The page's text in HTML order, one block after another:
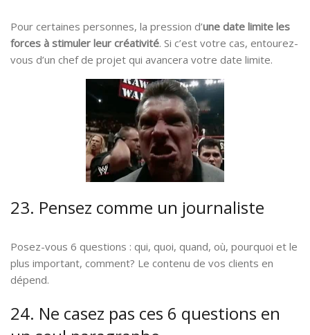
Pour certaines personnes, la pression d’une date limite les
forces à stimuler leur créativité. Si c’est votre cas, entourez-
vous d’un chef de projet qui avancera votre date limite.
23. Pensez comme un journaliste
Posez-vous 6 questions : qui, quoi, quand, où, pourquoi et le
plus important, comment? Le contenu de vos clients en
dépend.
24. Ne casez pas ces 6 questions en